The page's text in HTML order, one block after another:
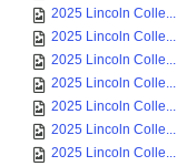
2025 Lincoln Colle...
2025 Lincoln Colle...
2025 Lincoln Colle...
2025 Lincoln Colle...
2025 Lincoln Colle...
2025 Lincoln Colle...
2025 Lincoln Colle...